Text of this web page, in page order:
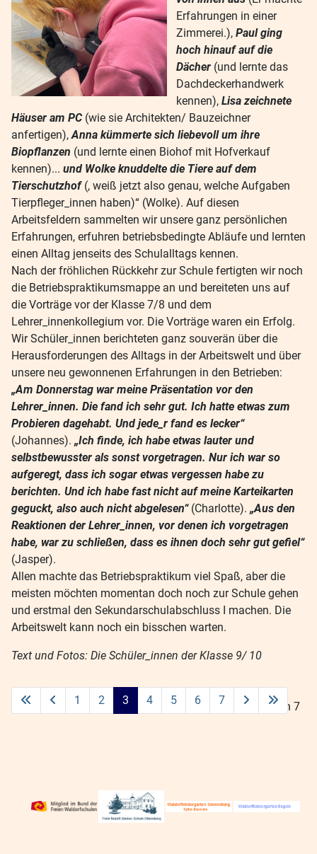
Erfahrungen in einer
Zimmerei.), Paul ging
hoch hinauf auf die
Dächer (und lernte das
Dachdeckerhandwerk
kennen), Lisa zeichnete
Häuser am PC (wie sie Architekten/ Bauzeichner
anfertigen),Anna kümmerte sich liebevoll um ihre
Biopflanzen (und lernte einen Biohof mit Hofverkauf
kennen)... und Wolke knuddelte die Tiere auf dem
Tierschutzhof(, weiß jetzt also genau, welche Aufgaben
Tierpfleger_innen haben)“ (Wolke). Auf diesen
Arbeitsfeldern sammelten wir unsere ganz persönlichen
Erfahrungen, erfuhren betriebsbedingte Abläufe und lernten
einen Alltag jenseits des Schulalltags kennen.
Nach der fröhlichen Rückkehr zur Schule fertigten wir noch
die Betriebspraktikumsmappe an und bereiteten uns auf
die Vorträge vor der Klasse 7/8 und dem
Lehrer_innenkollegium vor. Die Vorträge waren ein Erfolg.
Wir Schüler_innen berichteten ganz souverän über die
Herausforderungen des Alltags in der Arbeitswelt und über
unsere neu gewonnenen Erfahrungen in den Betrieben:
„Am Donnerstag war meine Präsentation vor den
Lehrer_innen. Die fand ich sehr gut. Ich hatte etwas zum
Probieren dagehabt. Und jede_r fand es lecker“
(Johannes). „Ich finde, ich habe etwas lauter und
selbstbewusster als sonst vorgetragen. Nur ich war so
aufgeregt, dass ich sogar etwas vergessen habe zu
berichten. Und ich habe fast nicht auf meine Karteikarten
geguckt, also auch nicht abgelesen“ (Charlotte). „Aus den
Reaktionen der Lehrer_innen, vor denen ich vorgetragen
habe, war zu schließen, dass es ihnen doch sehr gut gefiel“
(Jasper).
Allen machte das Betriebspraktikum viel Spaß, aber die
meisten möchten momentan doch noch zur Schule gehen
und erstmal den Sekundarschulabschluss I machen. Die
Arbeitswelt kann noch ein bisschen warten.
Text und Fotos: Die Schüler_innen der Klasse 9/ 10
Seite 3 von 7
1 2 3 4 5 6 7